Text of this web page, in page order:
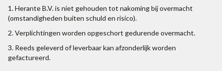
1. Herante B.V. is niet gehouden tot nakoming bij overmacht
(omstandigheden buiten schuld en risico).
2. Verplichtingen worden opgeschort gedurende overmacht.
3. Reeds geleverd of leverbaar kan afzonderlijk worden
gefactureerd.